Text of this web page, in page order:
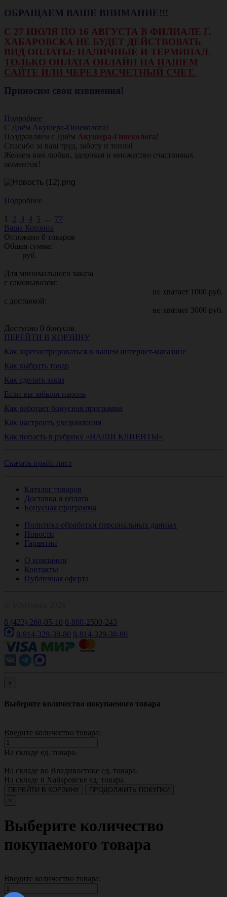
ОБРАЩАЕМ ВАШЕ ВНИМАНИЕ!!!
С 27 ИЮЛЯ ПО 16 АВГУСТА В ФИЛИАЛЕ Г.
ХАБАРОВСКА НЕ БУДЕТ ДЕЙСТВОВАТЬ
ВИД ОПЛАТЫ: НАЛИЧНЫЕ И ТЕРМИНАЛ.
ТОЛЬКО ОПЛАТА ОНЛАЙН НА НАШЕМ
САЙТЕ ИЛИ ЧЕРЕЗ РАСЧЕТНЫЙ СЧЕТ.
Приносим свои извинения!
Подробнее
С Днём Акушера-Гинеколога!
Поздравляем с Днём Акушера-Гинеколога!
Спасибо за ваш труд, заботу и тепло!
Желаем вам любви, здоровья и множество счастливых
моментов!
Подробнее
1 2 3 4 5 ... 77
Ваша Корзина
Отложено 0 товаров
Общая сумма:
руб.
Для минимального заказа
с самовывозом:
не хватает 1000 руб.
с доставкой:
не хватает 3000 руб.
Доступно 0 бонусов.
ПЕРЕЙТИ В КОРЗИНУ
Как зарегистрироваться в нашем интернет-магазине
Как выбрать товар
Как сделать заказ
Если вы забыли пароль
Как работает бонусная программа
Как настроить уведомления
Как попасть в рубрику «НАШИ КЛИЕНТЫ»
Скачать прайс-лист
Каталог товаров
Доставка и оплата
Бонусная программа
Политика обработки персональных данных
Новости
Гарантии
О компании
Контакты
Публичная оферта
8 (423) 260-05-10 8-800-2500-243
8-914-329-38-80 8-914-329-38-80
×
Выберите количество покупаемого товара
Введите количество товара:
На складе ед. товара.
На складе во Владивостоке ед. товара.
На складе в Хабаровске ед. товара.
ПЕРЕЙТИ В КОРЗИНУ
ПРОДОЛЖИТЬ ПОКУПКИ
×
Выберите количество
покупаемого товара
Введите количество товара: